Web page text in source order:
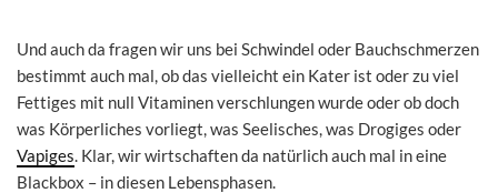
Und auch da fragen wir uns bei Schwindel oder Bauchschmerzen
bestimmt auch mal, ob das vielleicht ein Kater ist oder zu viel
Fettiges mit null Vitaminen verschlungen wurde oder ob doch
was Körperliches vorliegt, was Seelisches, was Drogiges oder
Vapiges . Klar, wir wirtschaften da natürlich auch mal in eine
Blackbox – in diesen Lebensphasen.